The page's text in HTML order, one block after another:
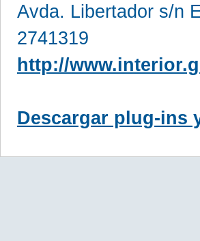
Avda. Libertador s/n
2741319
http://
Descargar plug-ins